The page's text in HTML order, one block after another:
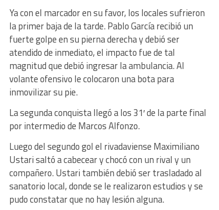
Ya con el marcador en su favor, los locales sufrieron
la primer baja de la tarde. Pablo García recibió un
fuerte golpe en su pierna derecha y debió ser
atendido de inmediato, el impacto fue de tal
magnitud que debió ingresar la ambulancia. Al
volante ofensivo le colocaron una bota para
inmovilizar su pie.
La segunda conquista llegó a los 31′ de la parte final
por intermedio de Marcos Alfonzo.
Luego del segundo gol el rivadaviense Maximiliano
Ustari saltó a cabecear y chocó con un rival y un
compañero. Ustari también debió ser trasladado al
sanatorio local, donde se le realizaron estudios y se
pudo constatar que no hay lesión alguna.